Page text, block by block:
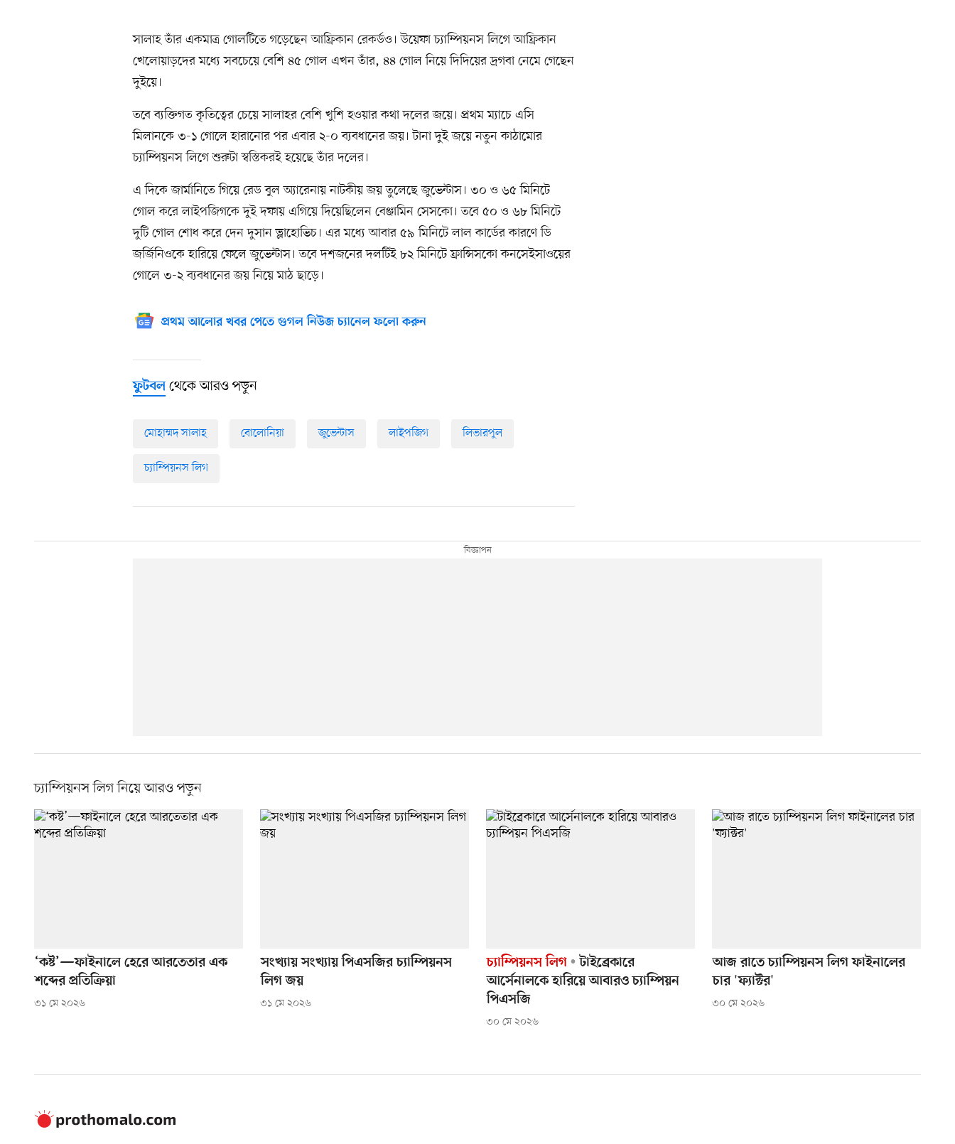
সালাহ তাঁর একমাত্র গোলটিতে গড়েছেন আফ্রিকান রেকর্ডও। উয়েফা চ্যাম্পিয়নস লিগে আফ্রিকান
খেলোয়াড়দের মধ্যে সবচেয়ে বেশি ৪৫ গোল এখন তাঁর, ৪৪ গোল নিয়ে দিদিয়ের দ্রগবা নেমে গেছেন
দুইয়ে।
তবে ব্যক্তিগত কৃতিত্বের চেয়ে সালাহর বেশি খুশি হওয়ার কথা দলের জয়ে। প্রথম ম্যাচে এসি
মিলানকে ৩-১ গোলে হারানোর পর এবার ২-০ ব্যবধানের জয়। টানা দুই জয়ে নতুন কাঠামোর
চ্যাম্পিয়নস লিগে শুরুটা স্বস্তিকরই হয়েছে তাঁর দলের।
এ দিকে জার্মানিতে গিয়ে রেড বুল অ্যারেনায় নাটকীয় জয় তুলেছে জুভেন্টাস। ৩০ ও ৬৫ মিনিটে
গোল করে লাইপজিগকে দুই দফায় এগিয়ে দিয়েছিলেন বেঞ্জামিন সেসকো। তবে ৫০ ও ৬৮ মিনিটে
দুটি গোল শোধ করে দেন দুসান ভ্লাহোভিচ। এর মধ্যে আবার ৫৯ মিনিটে লাল কার্ডের কারণে ডি
জর্জিনিওকে হারিয়ে ফেলে জুভেন্টাস। তবে দশজনের দলটিই ৮২ মিনিটে ফ্রান্সিসকো কনসেইসাওয়ের
গোলে ৩-২ ব্যবধানের জয় নিয়ে মাঠ ছাড়ে।
প্রথম আলোর খবর পেতে গুগল নিউজ চ্যানেল ফলো করুন
ফুটবল থেকে আরও পড়ুন
মোহাম্মদ সালাহ বোলোনিয়া জুভেন্টাস লাইপজিগ লিভারপুল
চ্যাম্পিয়নস লিগ
চ্যাম্পিয়নস লিগ নিয়ে আরও পড়ুন
‘কষ্ট’—ফাইনালে হেরে আরতেতার এক
শব্দের প্রতিক্রিয়া
৩১ মে ২০২৬
সংখ্যায় সংখ্যায় পিএসজির চ্যাম্পিয়নস
লিগ জয়
৩১ মে ২০২৬
চ্যাম্পিয়নস লিগ
টাইব্রেকারে
আর্সেনালকে হারিয়ে আবারও চ্যাম্পিয়ন
পিএসজি
৩০ মে ২০২৬
আজ রাতে চ্যাম্পিয়নস লিগ ফাইনালের
চার 'ফ্যাক্টর'
৩০ মে ২০২৬